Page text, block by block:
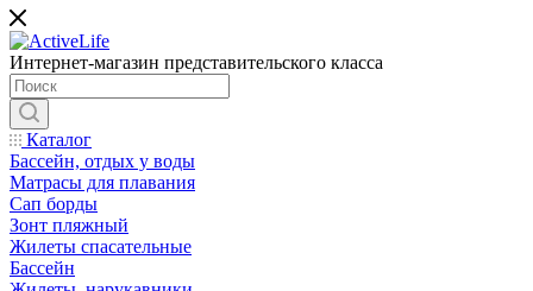
Интернет-магазин представительского класса
Каталог
Бассейн, отдых у воды
Матрасы для плавания
Сап борды
Зонт пляжный
Жилеты спасательные
Бассейн